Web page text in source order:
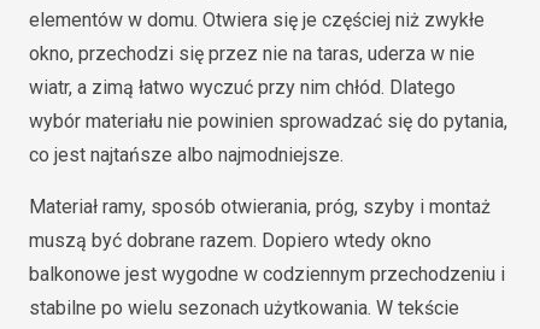
elementów w domu. Otwiera się je częściej niż zwykłe
okno, przechodzi się przez nie na taras, uderza w nie
wiatr, a zimą łatwo wyczuć przy nim chłód. Dlatego
wybór materiału nie powinien sprowadzać się do pytania,
co jest najtańsze albo najmodniejsze.
Materiał ramy, sposób otwierania, próg, szyby i montaż
muszą być dobrane razem. Dopiero wtedy okno
balkonowe jest wygodne w codziennym przechodzeniu i
stabilne po wielu sezonach użytkowania. W tekście